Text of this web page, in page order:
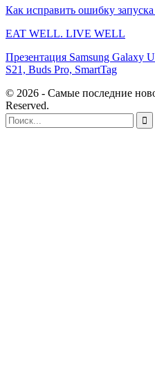
Как исправить ошибку
EAT WELL. LIVE WELL
Презентация Samsung Galaxy
S21, Buds Pro, SmartTag
© 2026 - Самые последние
Reserved.